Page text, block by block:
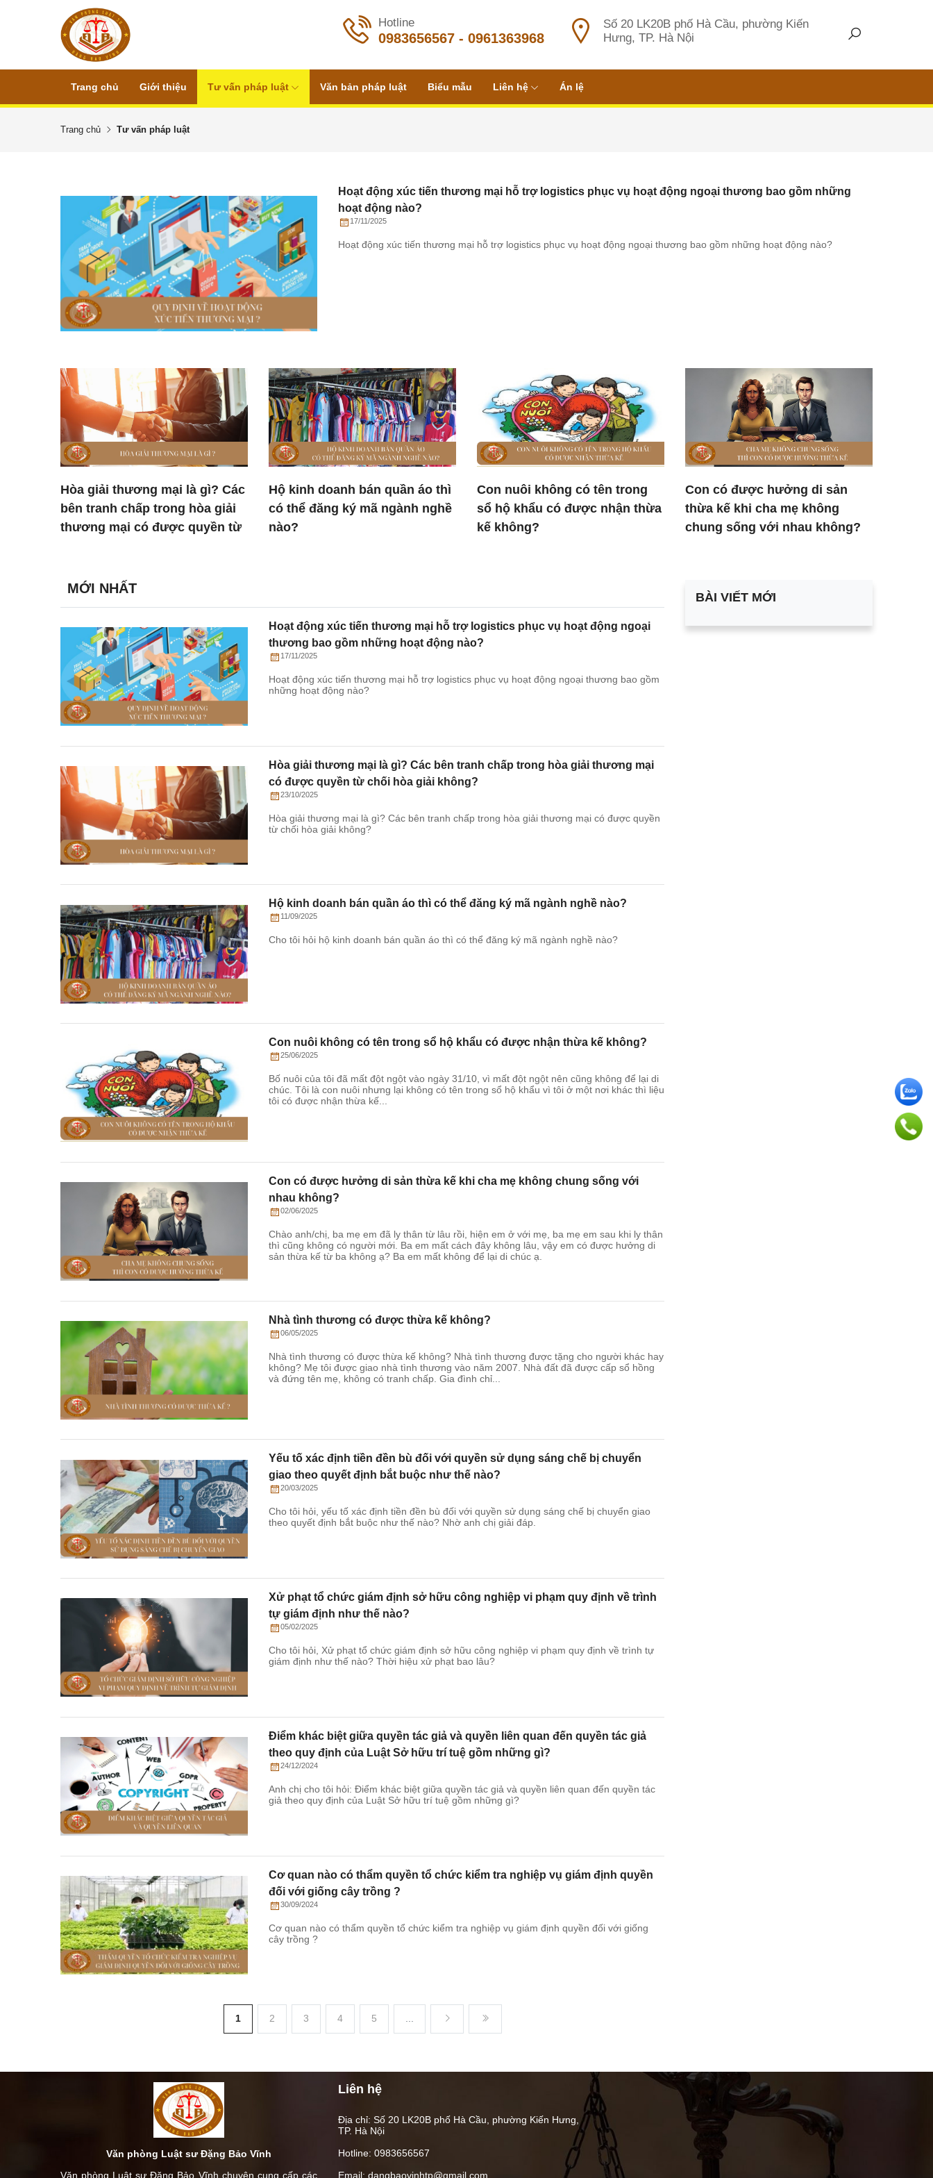
Hotline
0983656567 -0961363968
Số 20 LK20B phố Hà Cầu, phường Kiến
Hưng, TP. Hà Nội
Trang chủ Giới thiệu Tư vấn pháp luật Văn bản pháp luật Biểu mẫu Liên hệ Án lệ
Trang chủ Tư vấn pháp luật
Hoạt động xúc tiến thương mại hỗ trợ logistics phục vụ hoạt động ngoại thương bao gồm những
hoạt động nào?
17/11/2025
Hoạt động xúc tiến thương mại hỗ trợ logistics phục vụ hoạt động ngoại thương bao gồm những hoạt động nào?
Hòa giải thương mại là gì? Các
bên tranh chấp trong hòa giải
thương mại có được quyền từ
Hộ kinh doanh bán quần áo thì
có thể đăng ký mã ngành nghề
nào?
Con nuôi không có tên trong
sổ hộ khẩu có được nhận thừa
kế không?
Con có được hưởng di sản
thừa kế khi cha mẹ không
chung sống với nhau không?
MỚI NHẤT
Hoạt động xúc tiến thương mại hỗ trợ logistics phục vụ hoạt động ngoại
thương bao gồm những hoạt động nào?
17/11/2025
Hoạt động xúc tiến thương mại hỗ trợ logistics phục vụ hoạt động ngoại thương bao gồm
những hoạt động nào?
Hòa giải thương mại là gì? Các bên tranh chấp trong hòa giải thương mại
có được quyền từ chối hòa giải không?
23/10/2025
Hòa giải thương mại là gì? Các bên tranh chấp trong hòa giải thương mại có được quyền
từ chối hòa giải không?
Hộ kinh doanh bán quần áo thì có thể đăng ký mã ngành nghề nào?
11/09/2025
Cho tôi hỏi hộ kinh doanh bán quần áo thì có thể đăng ký mã ngành nghề nào?
Con nuôi không có tên trong sổ hộ khẩu có được nhận thừa kế không?
25/06/2025
Bố nuôi của tôi đã mất đột ngột vào ngày 31/10, vì mất đột ngột nên cũng không để lại di
chúc. Tôi là con nuôi nhưng lại không có tên trong sổ hộ khẩu vì tôi ở một nơi khác thì liệu
tôi có được nhận thừa kế...
Con có được hưởng di sản thừa kế khi cha mẹ không chung sống với
nhau không?
02/06/2025
Chào anh/chị, ba mẹ em đã ly thân từ lâu rồi, hiện em ở với mẹ, ba mẹ em sau khi ly thân
thì cũng không có người mới. Ba em mất cách đây không lâu, vậy em có được hưởng di
sản thừa kế từ ba không ạ? Ba em mất không để lại di chúc ạ.
Nhà tình thương có được thừa kế không?
06/05/2025
Nhà tình thương có được thừa kế không? Nhà tình thương được tặng cho người khác hay
không? Mẹ tôi được giao nhà tình thương vào năm 2007. Nhà đất đã được cấp sổ hồng
và đứng tên mẹ, không có tranh chấp. Gia đình chỉ...
Yếu tố xác định tiền đền bù đối với quyền sử dụng sáng chế bị chuyển
giao theo quyết định bắt buộc như thế nào?
20/03/2025
Cho tôi hỏi, yếu tố xác định tiền đền bù đối với quyền sử dụng sáng chế bị chuyển giao
theo quyết định bắt buộc như thế nào? Nhờ anh chị giải đáp.
Xử phạt tổ chức giám định sở hữu công nghiệp vi phạm quy định về trình
tự giám định như thế nào?
05/02/2025
Cho tôi hỏi, Xử phạt tổ chức giám định sở hữu công nghiệp vi phạm quy định về trình tự
giám định như thế nào? Thời hiệu xử phạt bao lâu?
Điểm khác biệt giữa quyền tác giả và quyền liên quan đến quyền tác giả
theo quy định của Luật Sở hữu trí tuệ gồm những gì?
24/12/2024
Anh chị cho tôi hỏi: Điểm khác biệt giữa quyền tác giả và quyền liên quan đến quyền tác
giả theo quy định của Luật Sở hữu trí tuệ gồm những gì?
Cơ quan nào có thẩm quyền tổ chức kiểm tra nghiệp vụ giám định quyền
đối với giống cây trồng ?
30/09/2024
Cơ quan nào có thẩm quyền tổ chức kiểm tra nghiệp vụ giám định quyền đối với giống
cây trồng ?
1 2 3 4 5 ...
BÀI VIẾT MỚI
Văn phòng Luật sư Đặng Bảo Vĩnh
Văn phòng Luật sư Đặng Bảo Vĩnh chuyên cung cấp các
Liên hệ
Địa chỉ: Số 20 LK20B phố Hà Cầu, phường Kiến Hưng,
TP. Hà Nội
Hotline: 0983656567
Email: dangbaovinhtp@gmail.com